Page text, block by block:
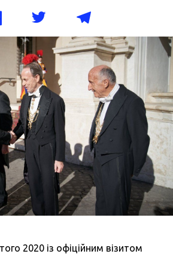
2020 із офіційним візитом